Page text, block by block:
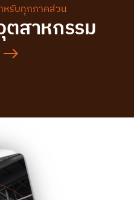
รับทุกภาคส่วน
ตสาหกรรม